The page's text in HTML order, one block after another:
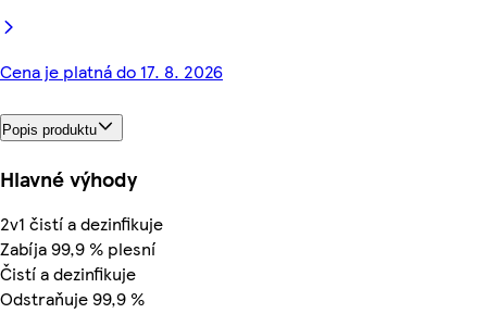
Cena je platná do 17. 8. 2026
Popis produktu
Hlavné výhody
2v1 čistí a dezinfikuje
Zabíja 99,9 % plesní
Čistí a dezinfikuje
Odstraňuje 99,9 %